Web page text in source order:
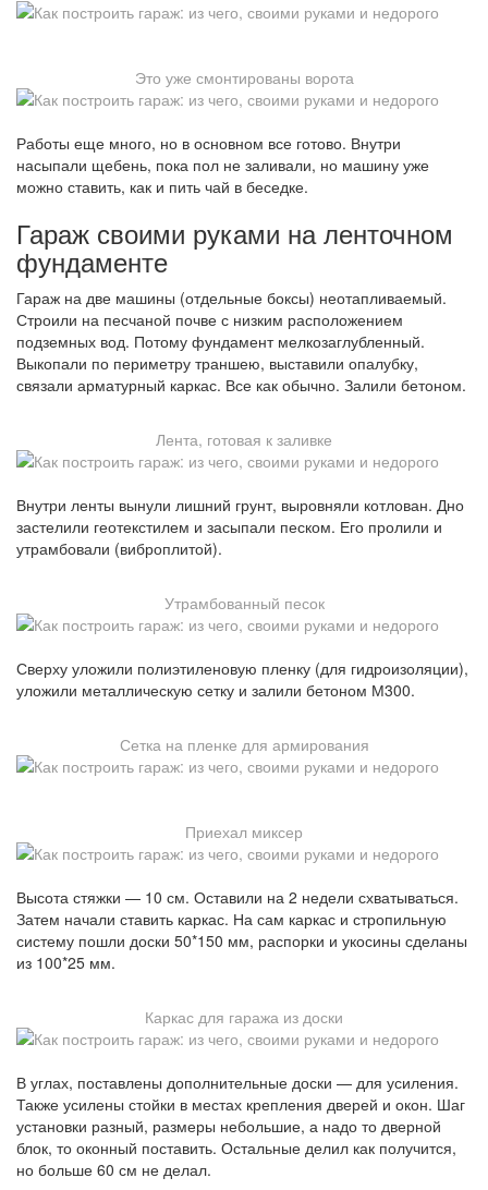
Это уже смонтированы ворота
Работы еще много, но в основном все готово. Внутри
насыпали щебень, пока пол не заливали, но машину уже
можно ставить, как и пить чай в беседке.
Гараж своими руками на ленточном
фундаменте
Гараж на две машины (отдельные боксы) неотапливаемый.
Строили на песчаной почве с низким расположением
подземных вод. Потому фундамент мелкозаглубленный.
Выкопали по периметру траншею, выставили опалубку,
связали арматурный каркас. Все как обычно. Залили бетоном.
Лента, готовая к заливке
Внутри ленты вынули лишний грунт, выровняли котлован. Дно
застелили геотекстилем и засыпали песком. Его пролили и
утрамбовали (виброплитой).
Утрамбованный песок
Сверху уложили полиэтиленовую пленку (для гидроизоляции),
уложили металлическую сетку и залили бетоном М300.
Сетка на пленке для армирования
Приехал миксер
Высота стяжки — 10 см. Оставили на 2 недели схватываться.
Затем начали ставить каркас. На сам каркас и стропильную
систему пошли доски 50*150 мм, распорки и укосины сделаны
из 100*25 мм.
Каркас для гаража из доски
В углах, поставлены дополнительные доски — для усиления.
Также усилены стойки в местах крепления дверей и окон. Шаг
установки разный, размеры небольшие, а надо то дверной
блок, то оконный поставить. Остальные делил как получится,
но больше 60 см не делал.